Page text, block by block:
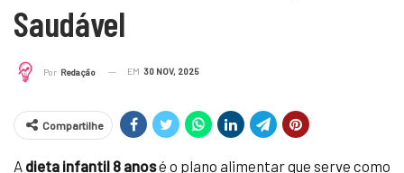
Saudável
Por Redação EM 30 NOV, 2025
Compartilhe
A dieta infantil 8 anosé o plano alimentar que serve como